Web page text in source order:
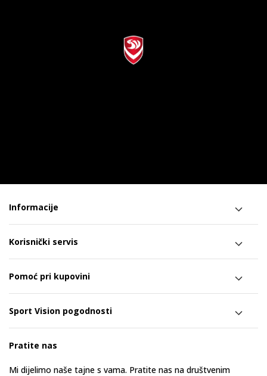
Informacije
Korisnički servis
Pomoć pri kupovini
Sport Vision pogodnosti
Pratite nas
Mi dijelimo naše tajne s vama. Pratite nas na društvenim